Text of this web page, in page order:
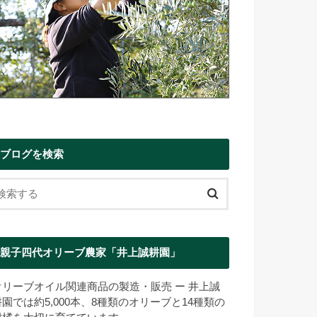
ブログを検索
親子四代オリーブ農家「井上誠耕園」
リーブオイル関連商品の製造・販売 ー 井上誠
園では約5,000本、8種類のオリーブと14種類の